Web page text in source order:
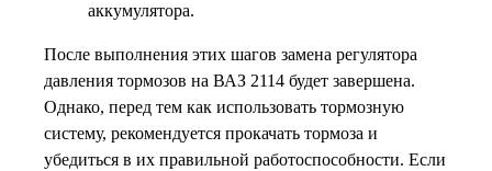
аккумулятора.
После выполнения этих шагов замена регулятора
давления тормозов на ВАЗ 2114 будет завершена.
Однако, перед тем как использовать тормозную
систему, рекомендуется прокачать тормоза и
убедиться в их правильной работоспособности. Если